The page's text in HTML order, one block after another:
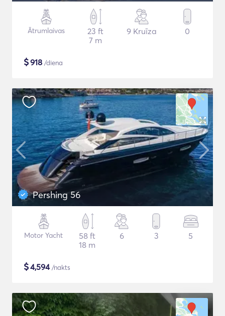
Ātrumlaivas
23 ft
7 m
9 Kruīza 0
$918 /diena
Pershing 56
Motor Yacht
58 ft
18 m
6 3 5
$4,594/nakts